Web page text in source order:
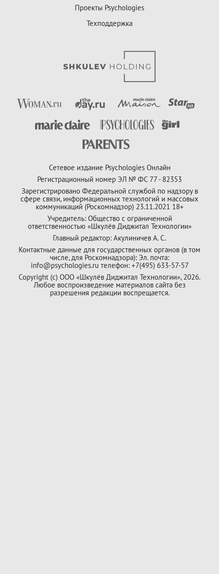
Проекты Psychologies
Техподдержка
Сетевое издание Psychologies Онлайн
Регистрационный номер ЭЛ № ФС 77 - 82353
Зарегистрировано Федеральной службой по надзору в
сфере связи, информационных технологий и массовых
коммуникаций (Роскомнадзор) 23.11.2021 18+
Учредитель: Общество с ограниченной
ответственностью «Шкулёв Диджитал Технологии»
Главный редактор: Акулиничев А. С.
Контактные данные для государственных органов (в том
числе, для Роскомнадзора): Эл. почта:
info@psychologies.ru телефон: +7(495) 633-57-57
Copyright (с) ООО «Шкулёв Диджитал Технологии», 2026.
Любое воспроизведение материалов сайта без
разрешения редакции воспрещается.